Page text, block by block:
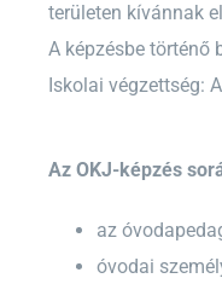
területen kívánnak
A képzésbe történő
Iskolai végzettség:
Az OKJ-képzés
az
óvodai